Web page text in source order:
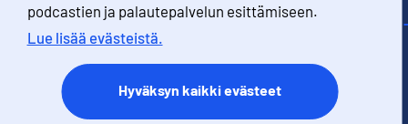
podcastien ja palautepalvelun esittämiseen.
Lue lisää evästeistä.
Hyväksyn kaikki evästeet
Palaute
Käyttöehdot